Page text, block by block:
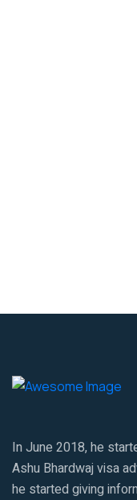
In June 2018, he
Ashu Bhardwaj visa
he started giving